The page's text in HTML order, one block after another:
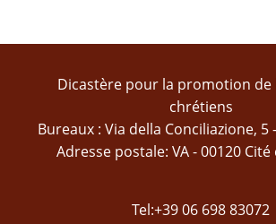
Dicastère pour la promotion de
chrétiens
Bureaux : Via della Conciliazione, 5
Adresse postale: VA - 00120
Tel:+39 06 698 83072